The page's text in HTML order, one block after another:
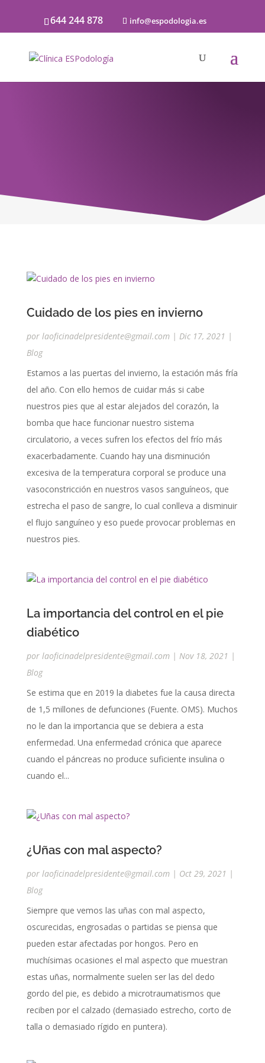
644 244 878 info@espodologia.es
Cuidado de los pies en invierno
por laoficinadelpresidente@gmail.com| Dic 17, 2021 |
Blog
Estamos a las puertas del invierno, la estación más fría
del año. Con ello hemos de cuidar más si cabe
nuestros pies que al estar alejados del corazón, la
bomba que hace funcionar nuestro sistema
circulatorio, a veces sufren los efectos del frío más
exacerbadamente. Cuando hay una disminución
excesiva de la temperatura corporal se produce una
vasoconstricción en nuestros vasos sanguíneos, que
estrecha el paso de sangre, lo cual conlleva a disminuir
el flujo sanguíneo y eso puede provocar problemas en
nuestros pies.
La importancia del control en el pie
diabético
por laoficinadelpresidente@gmail.com| Nov 18, 2021 |
Blog
Se estima que en 2019 la diabetes fue la causa directa
de 1,5 millones de defunciones (Fuente. OMS). Muchos
no le dan la importancia que se debiera a esta
enfermedad. Una enfermedad crónica que aparece
cuando el páncreas no produce suficiente insulina o
cuando el...
¿Uñas con mal aspecto?
por laoficinadelpresidente@gmail.com| Oct 29, 2021 |
Blog
Siempre que vemos las uñas con mal aspecto,
oscurecidas, engrosadas o partidas se piensa que
pueden estar afectadas por hongos. Pero en
muchísimas ocasiones el mal aspecto que muestran
estas uñas, normalmente suelen ser las del dedo
gordo del pie, es debido a microtraumatismos que
reciben por el calzado (demasiado estrecho, corto de
talla o demasiado rígido en puntera).